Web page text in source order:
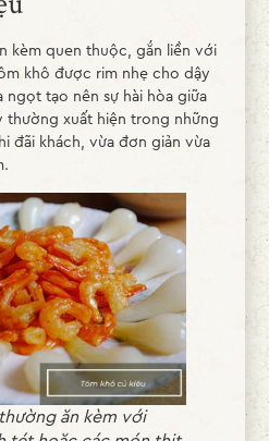
kèm quen thuộc, gắn liền với
khô được rim nhẹ cho dậy
ngọt tạo nên sự hài hòa giữa
thường xuất hiện trong những
đãi khách, vừa đơn giản vừa
ăn kèm với